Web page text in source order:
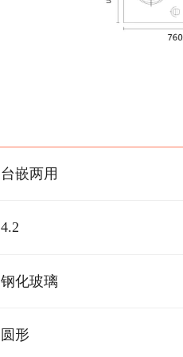
台嵌两用
4.2
钢化玻璃
圆形